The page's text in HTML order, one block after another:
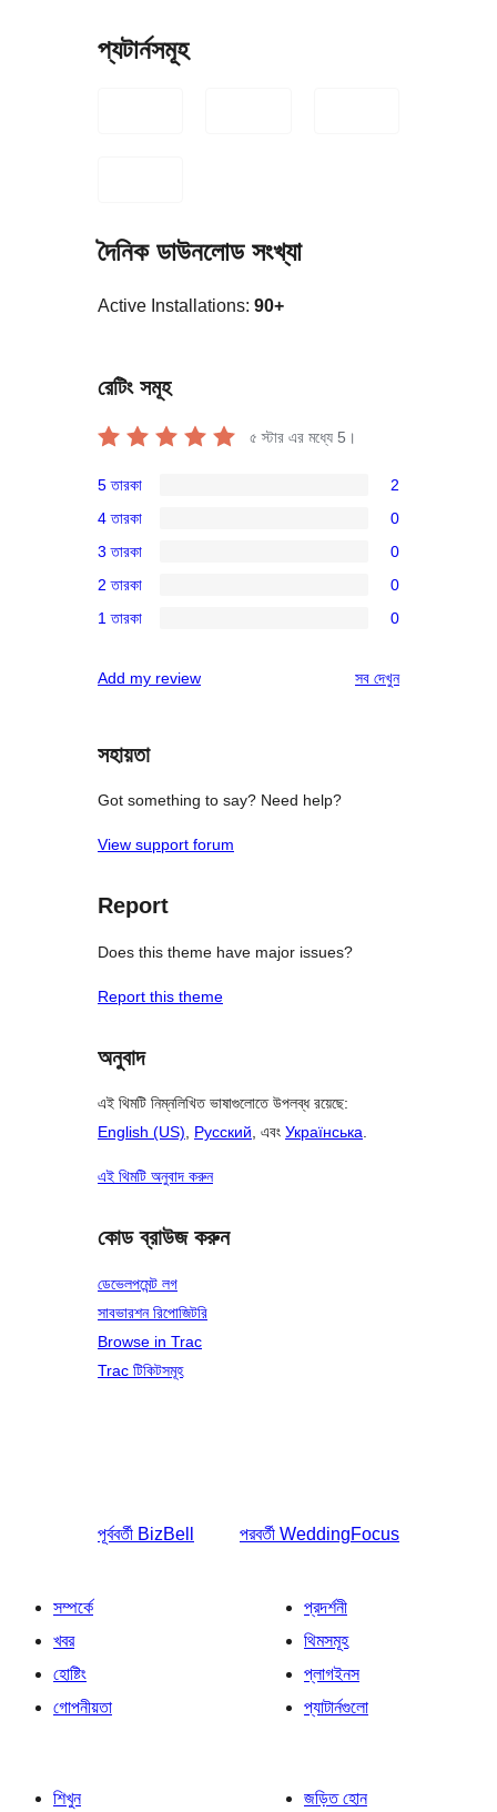
প্যটার্নসমূহ
দৈনিক ডাউনলোড সংখ্যা
Active Installations: 90+
রেটিং সমূহ
৫ স্টার এর মধ্যে 5 ।
5-
স্টার
রিভিউ
5 তারকা 2
4-
স্টার
রিভিউ
4 তারকা 0
3-
স্টার
3 তারকা 0
2-
রিভিউ
2 তারকা 0
স্টার
1 তারকা 0
Add my review সবরিভিউ
দেখুন
সহায়তা
Got something to say? Need help?
View support forum
Report
Does this theme have major issues?
Report this theme
অনুবাদ
এই থিমটি নিম্নলিখিত ভাষাগুলোতে উপলব্ধ রয়েছে:
English (US), Русский, এবং Українська.
এই থিমটি অনুবাদ করুন
কোড ব্রাউজ করুন
ডেভেলপমেন্ট লগ
সাবভারশন রিপোজিটরি
Browse in Trac
Trac টিকিটসমূহ
পূর্ববর্তী BizBell পরবর্তী WeddingFocus
সম্পর্কে
খবর
হোষ্টিং
গোপনীয়তা
প্রদর্শনী
থিমসমূহ
প্লাগইনস
প্যাটার্নগুলো
শিখুন
জড়িত হোন